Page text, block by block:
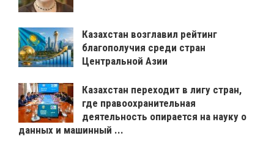
Казахстан возглавил рейтинг
благополучия среди стран
Центральной Азии
Казахстан переходит в лигу стран,
где правоохранительная
деятельность опирается на науку о
данных и машинный ...